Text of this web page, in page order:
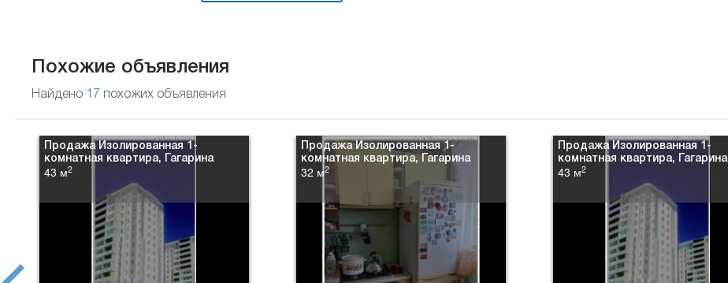
Похожие объявления
Найдено 17 похожих объявления
Продажа Изолированная 1-
комнатная квартира, Гагарина
43 м2
Продажа Изолированная 1-
комнатная квартира, Гагарина
32 м2
Продажа Изолированная 1-
комнатная квартира, Гагарина
43 м2
prev